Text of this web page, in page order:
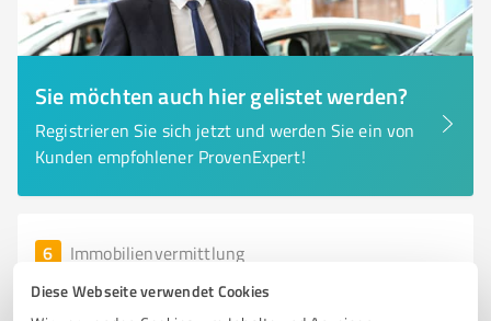
Diese Webseite verwendet Cookies
Sie möchten auch hier gelistet werden?
Registrieren Sie sich jetzt und werden Sie ein von
Kunden empfohlener ProvenExpert!
6 Immobilienvermittlung
Wohnungsbaugenossenschaft Naumburg
e.G.